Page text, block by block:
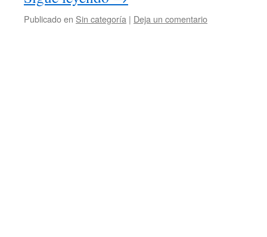
Publicado en Sin categoría | Deja un comentario